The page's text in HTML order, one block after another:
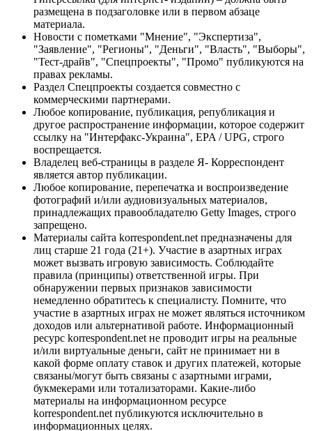
размещена в подзаголовке или в первом абзаце
материала.
Новости с пометками "Мнение", "Экспертиза",
"Заявление", "Регионы", "Деньги", "Власть", "Выборы",
"Тест-драйв", "Спецпроекты", "Промо" публикуются на
правах рекламы.
Раздел Спецпроекты создается совместно с
коммерческими партнерами.
Любое копирование, публикация, републикация и
другое распространение информации, которое содержит
ссылку на "Интерфакс-Украина", EPA / UPG, строго
воспрещается.
Владелец веб-страницы в разделе Я- Корреспондент
является автор публикации.
Любое копирование, перепечатка и воспроизведение
фотографий и/или аудиовизуальных материалов,
принадлежащих правообладателю Getty Images, строго
запрещено.
Материалы сайта korrespondent.net предназначены для
лиц старше 21 года (21+). Участие в азартных играх
может вызвать игровую зависимость. Соблюдайте
правила (принципы) ответственной игры. При
обнаружении первых признаков зависимости
немедленно обратитесь к специалисту. Помните, что
участие в азартных играх не может являться источником
доходов или альтернативой работе. Информационный
ресурс korrespondent.net не проводит игры на реальные
и/или виртуальные деньги, сайт не принимает ни в
какой форме оплату ставок и других платежей, которые
связаны/могут быть связаны с азартными играми,
букмекерами или тотализаторами. Какие-либо
материалы на информационном ресурсе
korrespondent.net публикуются исключительно в
информационных целях.